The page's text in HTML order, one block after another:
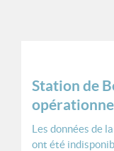
Station de
Les données de
ont été